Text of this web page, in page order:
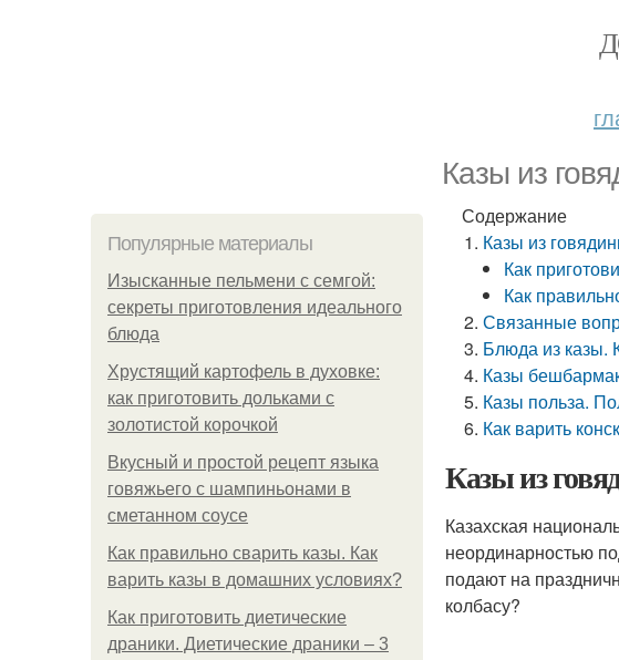
Казы из
Популярные материалы
Изысканные пельмени с семгой:
секреты приготовления идеального
блюда
Хрустящий картофель в духовке:
как приготовить дольками с
золотистой корочкой
Вкусный и простой рецепт языка
говяжьего с шампиньонами в
сметанном соусе
Как правильно сварить казы. Как
варить казы в домашних условиях?
Как приготовить диетические
драники. Диетические драники – 3
Содержание
Казы из
Как
Как
Связанные
Блюда из казы.
Казы
Казы польза.
Как варить
Казы из
Казахская
неординарностью
подают на
колбасу?